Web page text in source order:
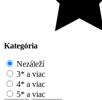
Kategória
Nezáleží
3* a viac
4* a viac
5* a viac